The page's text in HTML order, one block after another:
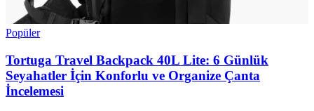
Popüler
Tortuga Travel Backpack 40L Lite: 6 Günlük
Seyahatler İçin Konforlu ve Organize Çanta
İncelemesi